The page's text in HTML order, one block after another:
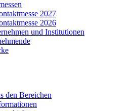
2027
2026
und Institutionen
den Bereichen